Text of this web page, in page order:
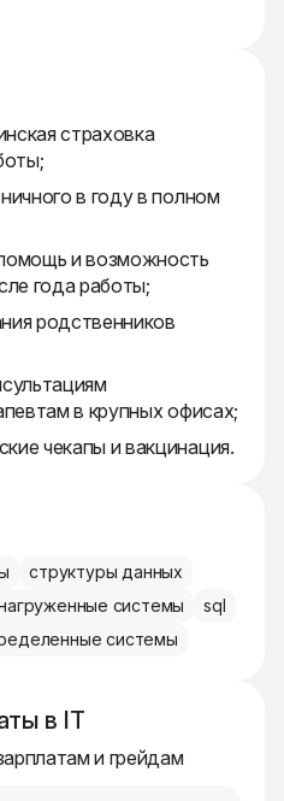
страховка
в году в полном
и возможность
года работы;
родственников
в крупных офисах;
чекапы и вакцинация.
структуры данных
системы
sql
системы
в IT
и грейдам